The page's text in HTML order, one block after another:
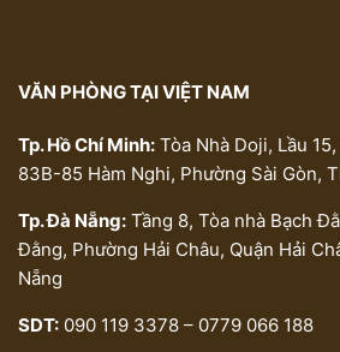
VĂN PHÒNG TẠI VIỆT NAM
Tp. Hồ Chí Minh: Tòa Nhà Doji, Lầu
83B-85 Hàm Nghi, Phường Sài Gòn,
Tp. Đà Nẵng: Tầng 8, Tòa nhà Bạch
Đằng, Phường Hải Châu, Quận Hải
Nẵng
SDT: 090 119 3378 – 0779 066 188